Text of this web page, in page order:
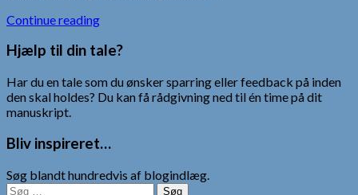
Continue reading
Hjælp til din tale?
Har du en tale som du ønsker sparring eller feedback på inden
den skal holdes? Du kan få rådgivning ned til én time på dit
manuskript.
Bliv inspireret…
Søg blandt hundredvis af blogindlæg.
Søg